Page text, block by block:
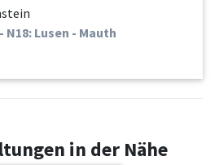
Lusen - Mauth
in der Nähe